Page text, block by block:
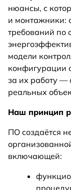
нюансы, с
и монтажники:
требований по
модели
конфигурации
за их работу —
реальных
Наш принцип
ПО создаётся
включающей: